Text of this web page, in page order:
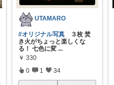
UTAMARO
#オリジナル写真 ３枚 焚
き火がちょっと楽しくな
る！ 七色に変 ...
￥ 330
0 1 34